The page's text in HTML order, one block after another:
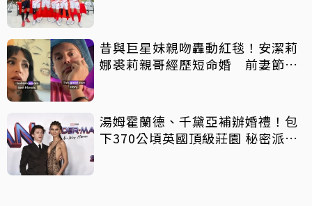
昔與巨星妹親吻轟動紅毯！安潔莉
娜裘莉親哥經歷短命婚 前妻節目
湯姆霍蘭德、千黛亞補辦婚禮！包
下370公頃英國頂級莊園 秘密派對